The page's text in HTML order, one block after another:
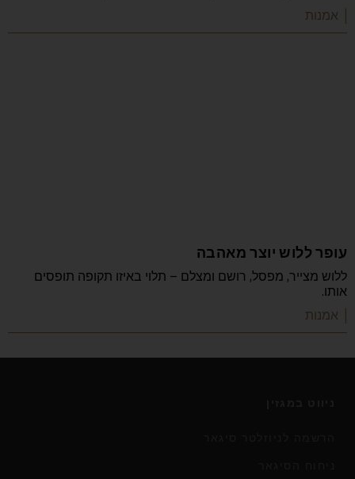
| אמנות
עופר ללוש יוצר מאהבה
ללוש מצייר, מפסל, רושם ומצלם – תלוי באיזו תקופה תופסים
אותו.
| אמנות